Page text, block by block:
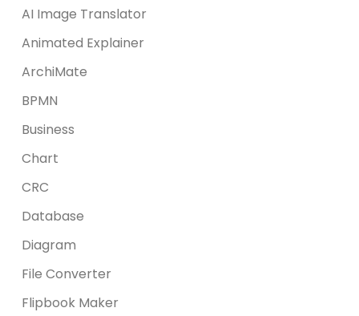
AI Image Translator
Animated Explainer
ArchiMate
BPMN
Business
Chart
CRC
Database
Diagram
File Converter
Flipbook Maker